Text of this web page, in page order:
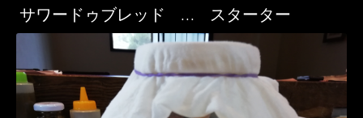
サワードゥブレッド … スターター